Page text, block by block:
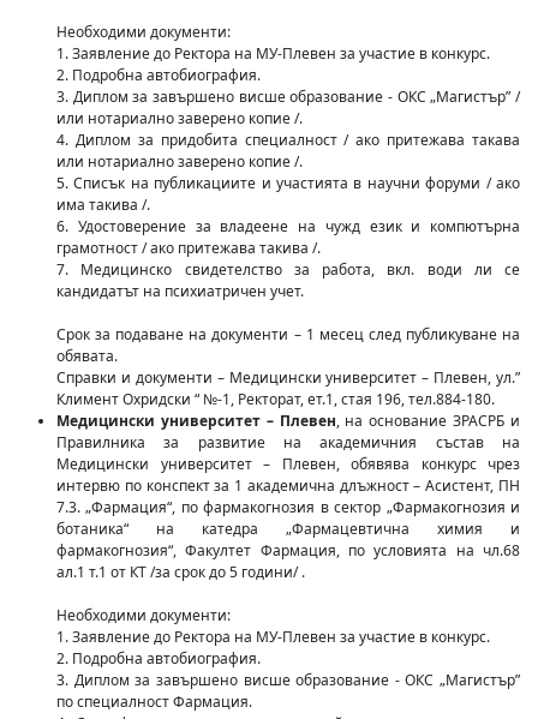
Необходими документи:
1. Заявление до Ректора на МУ-Плевен за участие в конкурс.
2. Подробна автобиография.
3. Диплом за завършено висше образование - ОКС „Магистър” /
или нотариално заверено копие /.
4. Диплом за придобита специалност / ако притежава такава
или нотариално заверено копие /.
5. Списък на публикациите и участията в научни форуми / ако
има такива /.
6. Удостоверение за владеене на чужд език и компютърна
грамотност / ако притежава такива /.
7. Медицинско свидетелство за работа, вкл. води ли се
кандидатът на психиатричен учет.
Срок за подаване на документи – 1 месец след публикуване на
обявата.
Справки и документи – Медицински университет – Плевен, ул.”
Климент Охридски “ №-1, Ректорат, ет.1, стая 196, тел.884-180.
Медицински университет – Плевен, на основание ЗРАСРБ и
Правилника за развитие на академичния състав на
Медицински университет – Плевен, обявява конкурс чрез
интервю по конспект за 1 академична длъжност – Асистент, ПН
7.3. „Фармация“, по фармакогнозия в сектор „Фармакогнозия и
ботаника“ на катедра „Фармацевтична химия и
фармакогнозия“, Факултет Фармация, по условията на чл.68
ал.1 т.1 от КТ /за срок до 5 години/ .
Необходими документи:
1. Заявление до Ректора на МУ-Плевен за участие в конкурс.
2. Подробна автобиография.
3. Диплом за завършено висше образование - ОКС „Магистър”
по специалност Фармация.